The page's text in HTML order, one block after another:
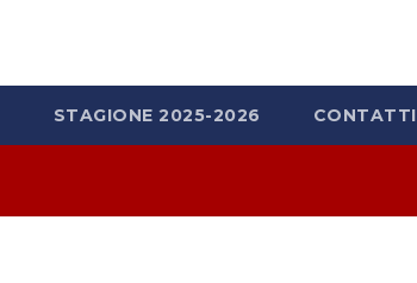
STAGIONE 2025-2026 CONTATTI